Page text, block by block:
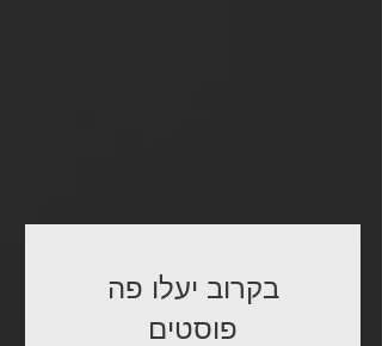
בקרוב יעלו פה
פוסטים